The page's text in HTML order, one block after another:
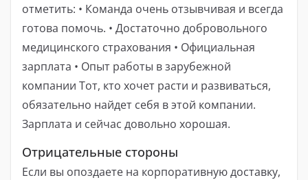
отметить: • Команда очень отзывчивая и всегда
готова помочь. • Достаточно добровольного
медицинского страхования • Официальная
зарплата • Опыт работы в зарубежной
компании Тот, кто хочет расти и развиваться,
обязательно найдет себя в этой компании.
Зарплата и сейчас довольно хорошая.
Отрицательные стороны
Если вы опоздаете на корпоративную доставку,